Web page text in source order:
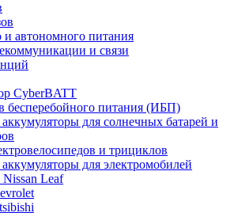
и автономного питания
и связи
CyberBATT
бесперебойного питания (ИБП)
для солнечных батарей и
и трициклов
для электромобилей
Leaf